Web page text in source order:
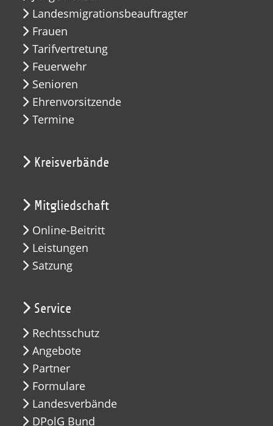
Landesmigrationsbeauftragter
Frauen
Tarifvertretung
Feuerwehr
Senioren
Ehrenvorsitzende
Termine
Kreisverbände
Mitgliedschaft
Online-Beitritt
Leistungen
Satzung
Service
Rechtsschutz
Angebote
Partner
Formulare
Landesverbände
DPolG Bund